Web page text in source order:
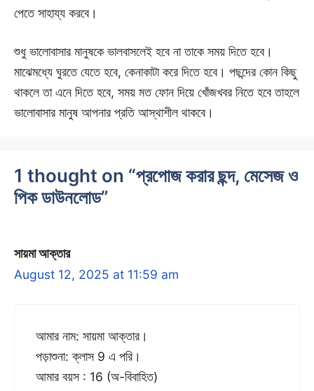
পেতে সাহায্য করবে।
শুধু ভালোবাসার মানুষকে ভালবাসলেই হবে না তাকে সময় দিতে হবে।
মাঝেমধ্যে ঘুরতে যেতে হবে, কেনাকাটা করে দিতে হবে। পছন্দের কোন কিছু
থাকলে তা এনে দিতে হবে, সময় মত ফোন দিয়ে খোঁজখবর নিতে হবে তাহলে
ভালোবাসার মানুষ আপনার প্রতি আস্থাশীল থাকবে।
1 thought on “প্রপোজ করার ছন্দ, মেসেজ ও
পিক ডাউনলোড”
সায়মা আক্তার
August 12, 2025 at 11:59 am
আমার নাম: সায়মা আক্তার।
পড়াশুনা: ক্লাস 9 এ পরি।
আমার বয়স : 16 (অ-বিবাহিত)